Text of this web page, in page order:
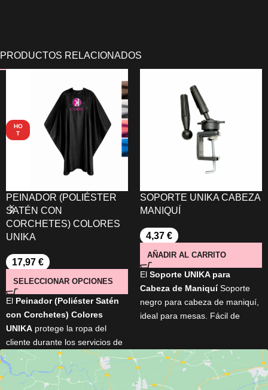
HO
T
PEINADOR (POLIÉSTER
SATÉN CON
CORCHETES) COLORES
UNIKA
17,97 €
SELECCIONAR OPCIONES
El Peinador (Poliéster Satén
con Corchetes) Colores
UNIKA protege la ropa del
cliente durante los servicios de
peluquería y barbería. Cuenta
con
cierre de corchetes,
cuello de 48 cm, medidas de
SOPORTE UNIKA CABEZA
MANIQUÍ
4,37 €
AÑADIR AL CARRITO
El Soporte UNIKA para
Cabeza de ManiquíSoporte
negro para cabeza de maniquí,
ideal para mesas. Fácil de
Permite movimientos realistas
en todas direcciones. Perfecto
para practicar peinados y